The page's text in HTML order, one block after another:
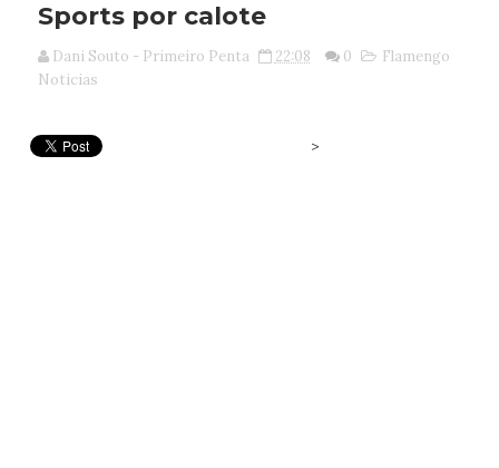
Sports por calote
Dani Souto - Primeiro Penta 22:08 0
Flamengo
Noticias
>